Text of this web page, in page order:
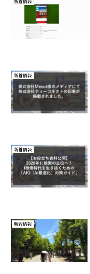
新着情報
新着情報
新着情報
新着情報